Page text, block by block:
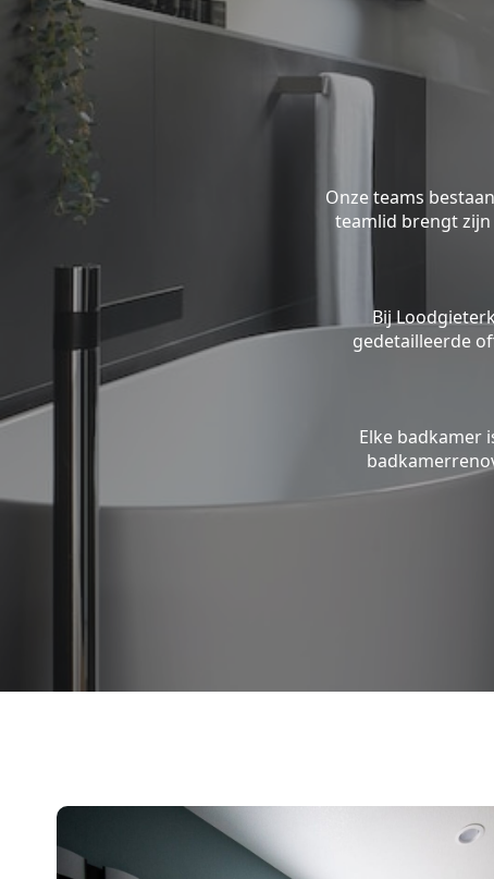
Onze teams
teamlid brengt
Bij
gedetailleerde
Elke badkamer